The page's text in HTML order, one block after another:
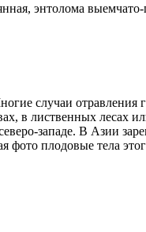
энтолома выемчато-
случаи
в лиственных лесах
западе. В Азии
плодовые тела